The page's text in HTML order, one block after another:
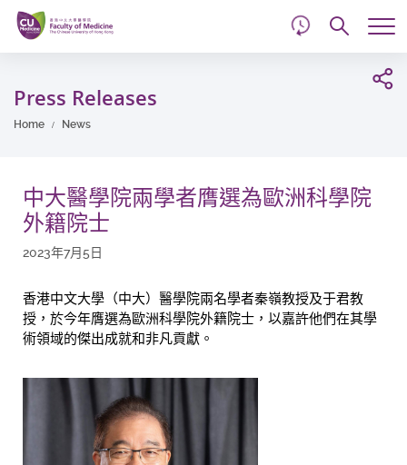
Skip
main
content
Press Releases
Home News
中大醫學院兩學者膺選為歐洲科學院
外籍院士
2023年7月5日
香港中文大學（中大）醫學院兩名學者秦嶺教授及于君教
授，於今年膺選為歐洲科學院外籍院士，以嘉許他們在其學
術領域的傑出成就和非凡貢獻。